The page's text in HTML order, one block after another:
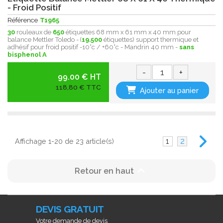
- Froid Positif
Référence T1965
30 rouleaux de 650 étiquettes 68 mm x 61 mm x 40 mm pour
balance Mettler Toledo - (19.500 étiquettes) support thermique et
adhésif pour froid positif -10°c / +60°c - Mandrin 40 mm - sans
bisphenol A
99.00 € HT
118,80 € TTC
- +
Ajouter au panier
Affichage 1-20 de 23 article(s) 1 2
Retour en haut
DEVIS GRATUIT
Votre demande de devis